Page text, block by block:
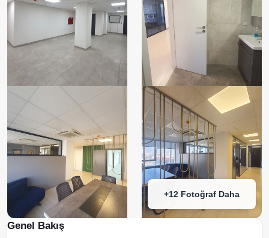
+12 Fotoğraf Daha
Genel Bakış